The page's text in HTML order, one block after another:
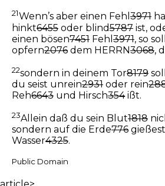
21Wenn’s aber einen Fehl 3971
hinkt6455 oder blind5787 ist,
einen bösen7451 Fehl 3971, so
opfern2076 dem HERRN3068,
22sondern in deinem Tor8179
du seist unrein2931 oder rein
Reh6643 und Hirsch354ißt.
23Allein daß du sein Blut1818
sondern auf die Erde776 gießest
Wasser4325.
Public Domain